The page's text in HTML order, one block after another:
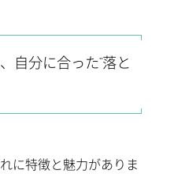
自分に合った“落と
に特徴と魅力がありま